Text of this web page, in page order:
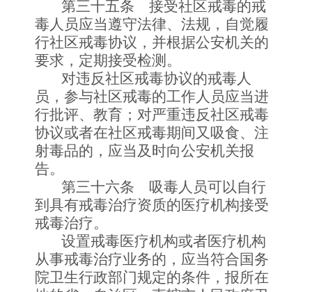
第三十五条 接受社区戒毒的戒
毒人员应当遵守法律、法规，自觉履
行社区戒毒协议，并根据公安机关的
要求，定期接受检测。
对违反社区戒毒协议的戒毒人
员，参与社区戒毒的工作人员应当进
行批评、教育；对严重违反社区戒毒
协议或者在社区戒毒期间又吸食、注
射毒品的，应当及时向公安机关报
告。
第三十六条 吸毒人员可以自行
到具有戒毒治疗资质的医疗机构接受
戒毒治疗。
设置戒毒医疗机构或者医疗机构
从事戒毒治疗业务的，应当符合国务
院卫生行政部门规定的条件，报所在